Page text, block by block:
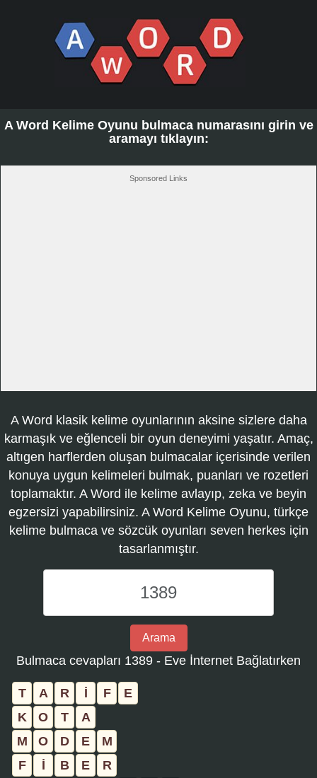
A Word Kelime Oyunu bulmaca numarasını girin ve
aramayı tıklayın:
Sponsored Links
A Word klasik kelime oyunlarının aksine sizlere daha
karmaşık ve eğlenceli bir oyun deneyimi yaşatır. Amaç,
altıgen harflerden oluşan bulmacalar içerisinde verilen
konuya uygun kelimeleri bulmak, puanları ve rozetleri
toplamaktır. A Word ile kelime avlayıp, zeka ve beyin
egzersizi yapabilirsiniz. A Word Kelime Oyunu, türkçe
kelime bulmaca ve sözcük oyunları seven herkes için
tasarlanmıştır.
Word
Kelime
Oyunu
bulmaca
Arama
Bulmaca cevapları 1389 - Eve İnternet Bağlatırken
T A R İ F
E
K
O T
A
M
O D E
M
F
İ B E
R